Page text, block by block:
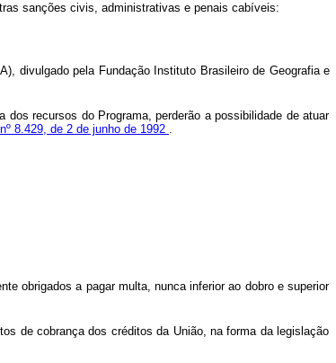
sanções civis, administrativas e penais cabíveis:
divulgado pela Fundação Instituto Brasileiro de Geografiae
recursos do Programa, perderão a possibilidade de atuar
8.429, de 2 de junho de 1992 .
obrigados a pagar multa, nunca inferior ao dobro e superior
de cobrança dos créditos da União, na forma da legislação